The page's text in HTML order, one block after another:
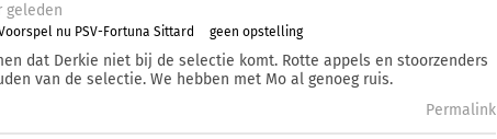
geleden
nu PSV-Fortuna Sittard geen opstelling
dat Derkie niet bij de selectie komt. Rotte appels en stoorzenders
van de selectie. We hebben met Mo al genoeg ruis.
Permalink